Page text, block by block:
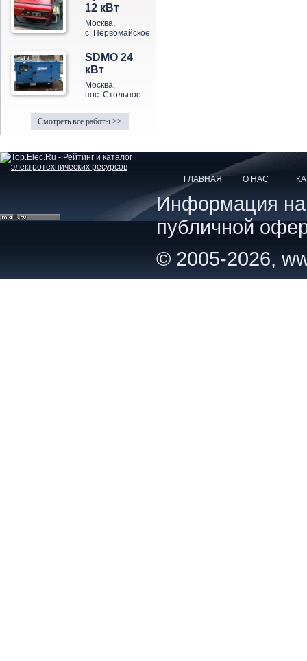
12 кВт
Москва,
с. Первомайское
SDMO 24
кВт
Москва,
пос. Стольное
Смотреть все работы >>
ГЛАВНАЯ О НАС
Информация на
публичной
© 2005-2026,